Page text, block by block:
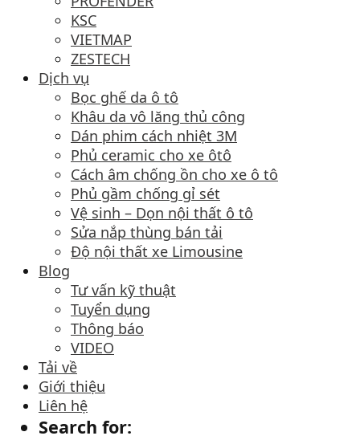
KSC
VIETMAP
ZESTECH
Dịch vụ
Bọc ghế da ô tô
Khâu da vô lăng thủ công
Dán phim cách nhiệt 3M
Phủ ceramic cho xe ôtô
Cách âm chống ồn cho xe ô tô
Phủ gầm chống gỉ sét
Vệ sinh – Dọn nội thất ô tô
Sửa nắp thùng bán tải
Độ nội thất xe Limousine
Blog
Tư vấn kỹ thuật
Tuyển dụng
Thông báo
VIDEO
Tải về
Giới thiệu
Liên hệ
Search for: